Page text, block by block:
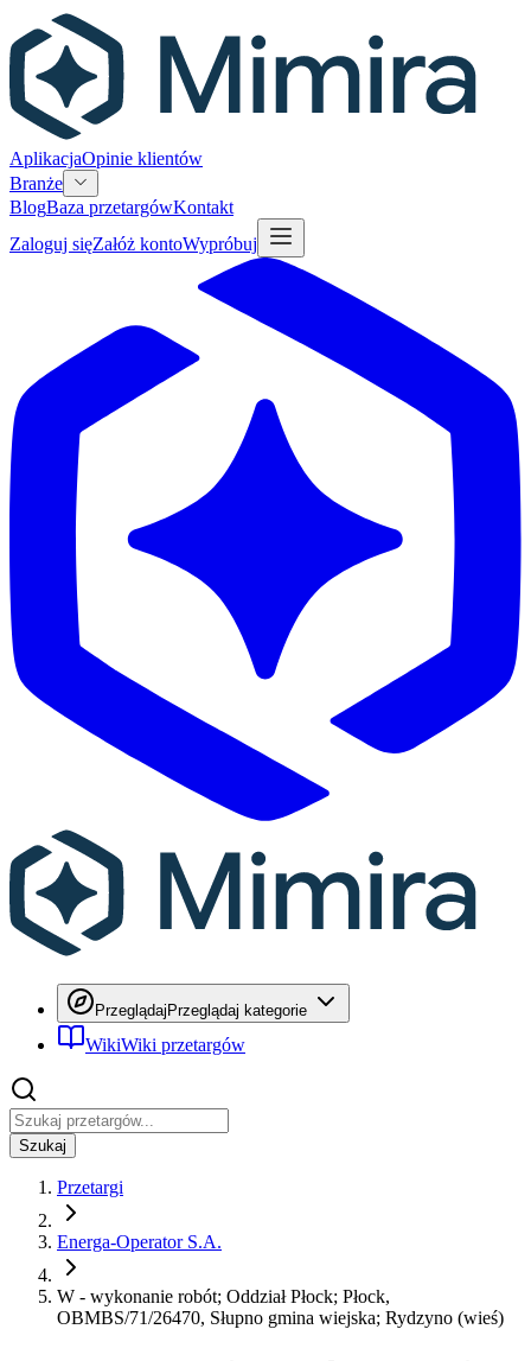
AplikacjaOpinie klientów
Branże
BlogBaza przetargówKontakt
Zaloguj sięZałóż kontoWypróbuj
PrzeglądajPrzeglądaj kategorie
WikiWiki przetargów
Szukaj
Przetargi
Energa-Operator S.A.
W - wykonanie robót; Oddział Płock; Płock,
OBMBS/71/26470, Słupno gmina wiejska; Rydzyno (wieś)